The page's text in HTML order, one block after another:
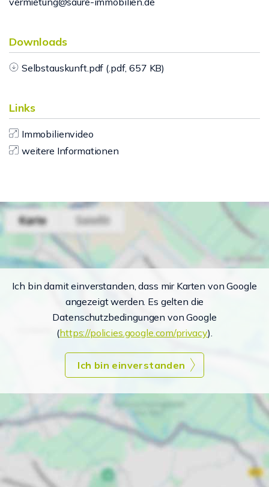
Downloads
Selbstauskunft.pdf (.pdf, 657 KB)
Links
Immobilienvideo
weitere Informationen
Ich bin damit einverstanden, dass mir Karten von Google
angezeigt werden. Es gelten die
Datenschutzbedingungen von Google
(https://policies.google.com/privacy).
Ich bin einverstanden